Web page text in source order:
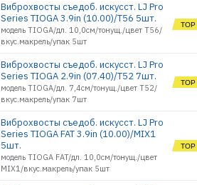
Рыбки поролоновые
Санки
Светлячки
Спасжилеты
Стенды и
оборудование
Сторожки, кивки,
шестики
Емкости
Термосы и Термосумки
Виброхвосты съедоб. искусст. LJ Pro
Series TIOGA 3.9in (10.00)/T56 5шт.
модель TIOGA/дл. 10,0см/тонущ./цвет T56/
вкус.макрель/упак 5шт
Виброхвосты съедоб. искусст. LJ Pro
Series TIOGA 2.9in (07.40)/T52 7шт.
модель TIOGA/дл. 7,4см/тонущ./цвет T52/
вкус.макрель/упак 7шт
Виброхвосты съедоб. искусст. LJ Pro
Series TIOGA FAT 3.9in (10.00)/MIX1
5шт.
модель TIOGA FAT/дл. 10,0см/тонущ./цвет
MIX1/вкус.макрель/упак 5шт